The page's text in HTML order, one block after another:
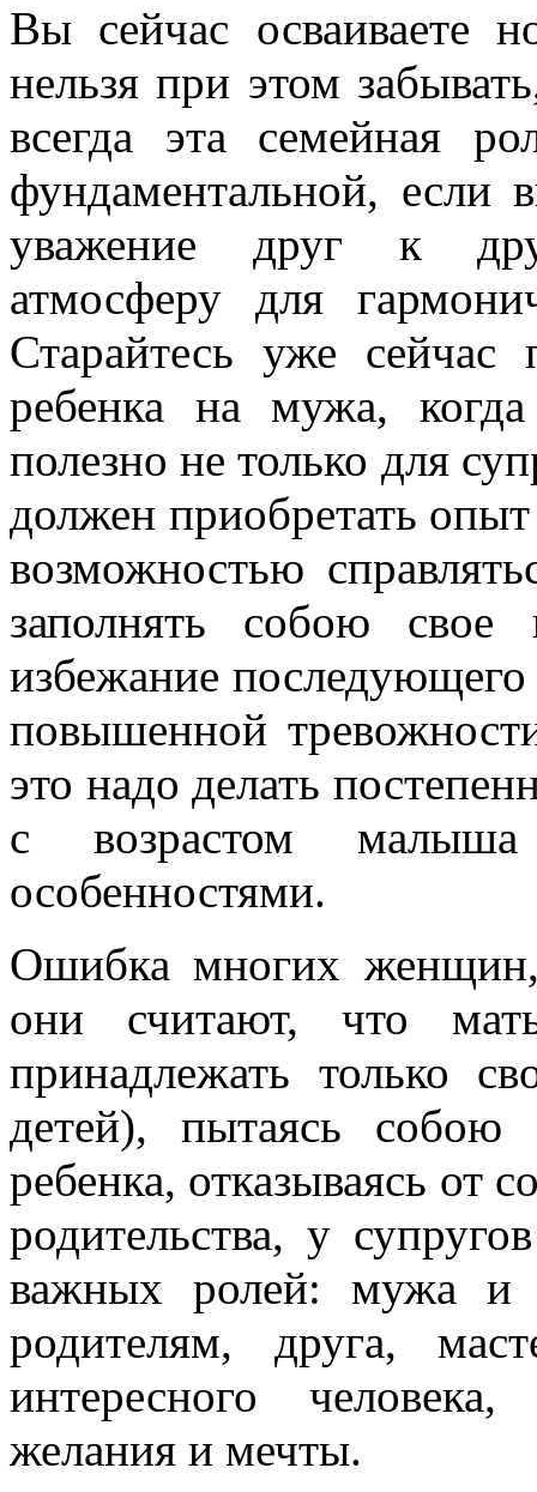
Вы сейчас осваиваете
нельзя при этом
всегда эта семейная
фундаментальной, если
уважение друг к
атмосферу для
Старайтесь уже сейчас
ребенка на мужа,
полезно не только для
должен приобретать
возможностью
заполнять собою свое
избежание последующего
повышенной
это надо делать
с возрастом
особенностями.
Ошибка многих
они считают, что
принадлежать только
детей), пытаясь собою
ребенка, отказываясь от
родительства, у
важных ролей: мужа
родителям, друга,
интересного
желания и мечты.